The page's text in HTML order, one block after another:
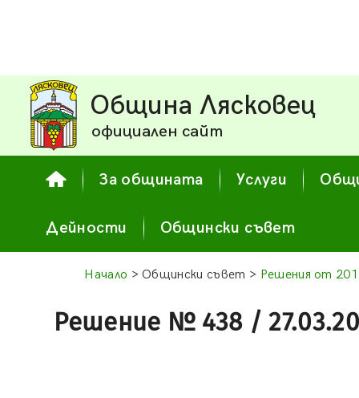
Община Лясковец
официален сайт
За общината Услуги
Дейности Общински съвет
Начало > Общински съвет > Решения от
Решение № 438 /